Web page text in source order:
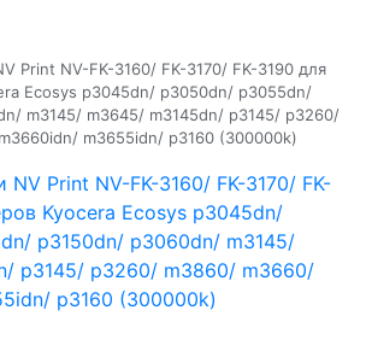
Print NV-FK-3160/ FK-3170/ FK-3190 для
Ecosys p3045dn/ p3050dn/ p3055dn/
m3145/ m3645/ m3145dn/ p3145/ p3260/
m3655idn/ p3160 (300000k)